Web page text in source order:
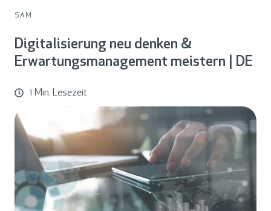
SAM
Digitalisierung neu denken &
Erwartungsmanagement meistern | DE
1 Min. Lesezeit